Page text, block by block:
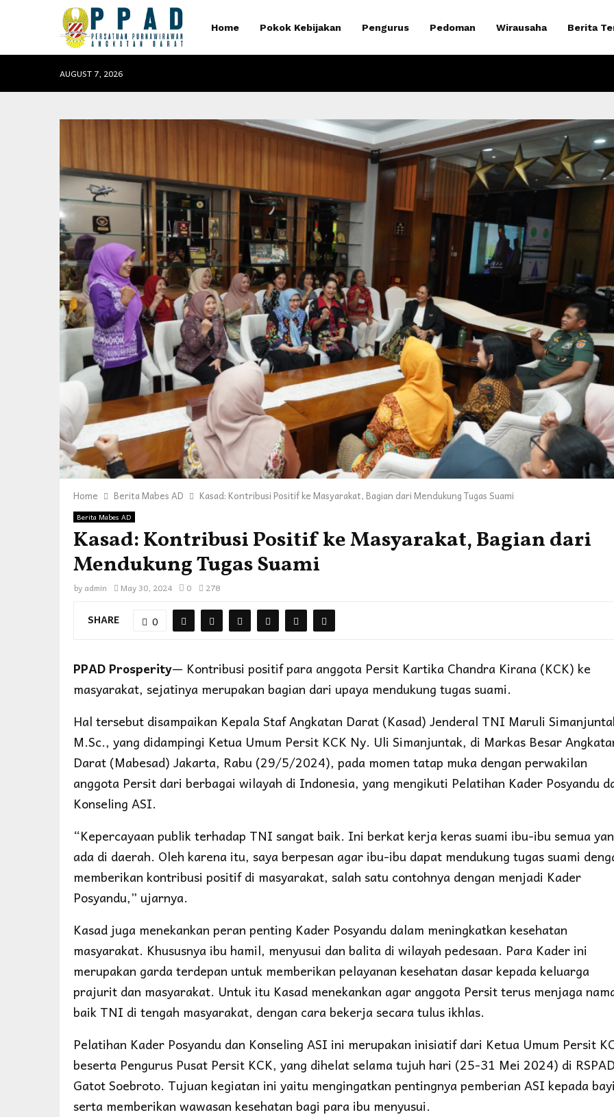
Home Pokok Kebijakan Pengurus Pedoman Wirausaha Berita
AUGUST 7, 2026
Home Berita Mabes AD Kasad: Kontribusi Positif ke Masyarakat, Bagian dari Mendukung Tugas Suami
Berita Mabes AD
Kasad: Kontribusi Positif ke Masyarakat, Bagian dari
Mendukung Tugas Suami
by admin May 30, 2024 0 278
SHARE 0
PPAD Prosperity— Kontribusi positif para anggota Persit Kartika Chandra Kirana (KCK) ke
masyarakat, sejatinya merupakan bagian dari upaya mendukung tugas suami.
Hal tersebut disampaikan Kepala Staf Angkatan Darat (Kasad) Jenderal TNI Maruli
M.Sc., yang didampingi Ketua Umum Persit KCK Ny. Uli Simanjuntak, di Markas Besar
Darat (Mabesad) Jakarta, Rabu (29/5/2024), pada momen tatap muka dengan perwakilan
anggota Persit dari berbagai wilayah di Indonesia, yang mengikuti Pelatihan Kader Posyandu
Konseling ASI.
“Kepercayaan publik terhadap TNI sangat baik. Ini berkat kerja keras suami ibu-ibu semua
ada di daerah. Oleh karena itu, saya berpesan agar ibu-ibu dapat mendukung tugas suami
memberikan kontribusi positif di masyarakat, salah satu contohnya dengan menjadi Kader
Posyandu,” ujarnya.
Kasad juga menekankan peran penting Kader Posyandu dalam meningkatkan kesehatan
masyarakat. Khususnya ibu hamil, menyusui dan balita di wilayah pedesaan. Para Kader ini
merupakan garda terdepan untuk memberikan pelayanan kesehatan dasar kepada keluarga
prajurit dan masyarakat. Untuk itu Kasad menekankan agar anggota Persit terus menjaga
baik TNI di tengah masyarakat, dengan cara bekerja secara tulus ikhlas.
Pelatihan Kader Posyandu dan Konseling ASI ini merupakan inisiatif dari Ketua Umum Persit
beserta Pengurus Pusat Persit KCK, yang dihelat selama tujuh hari (25-31 Mei 2024) di
Gatot Soebroto. Tujuan kegiatan ini yaitu mengingatkan pentingnya pemberian ASI kepada
serta memberikan wawasan kesehatan bagi para ibu menyusui.